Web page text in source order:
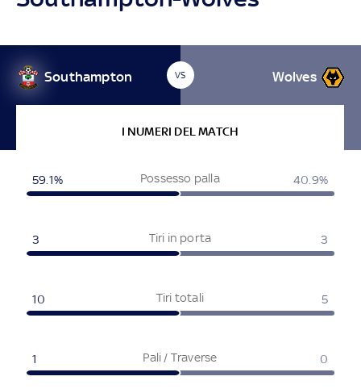
Southampton VS Wolves
I NUMERI DEL MATCH
Possesso palla
59.1% 40.9%
Tiri in porta
3 3
Tiri totali
10 5
Pali / Traverse
1 0